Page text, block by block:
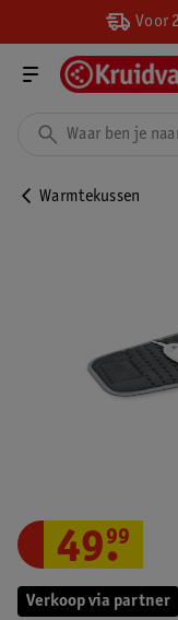
Voor
Warmtekussen
Verkoop via partner
49.
99